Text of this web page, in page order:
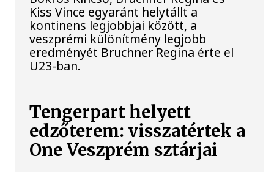
Kiss Vince egyaránt helytállt a
kontinens legjobbjai között, a
veszprémi különítmény legjobb
eredményét Bruchner Regina érte el
U23-ban.
Tengerpart helyett
edzőterem: visszatértek a
One Veszprém sztárjai